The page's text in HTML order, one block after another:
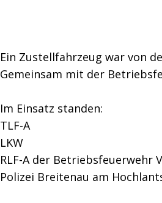
Ein Zustellfahrzeug war von
Gemeinsam mit der
Im Einsatz standen:
TLF-A
LKW
RLF-A der Betriebsfeuerwehr
Polizei Breitenau am